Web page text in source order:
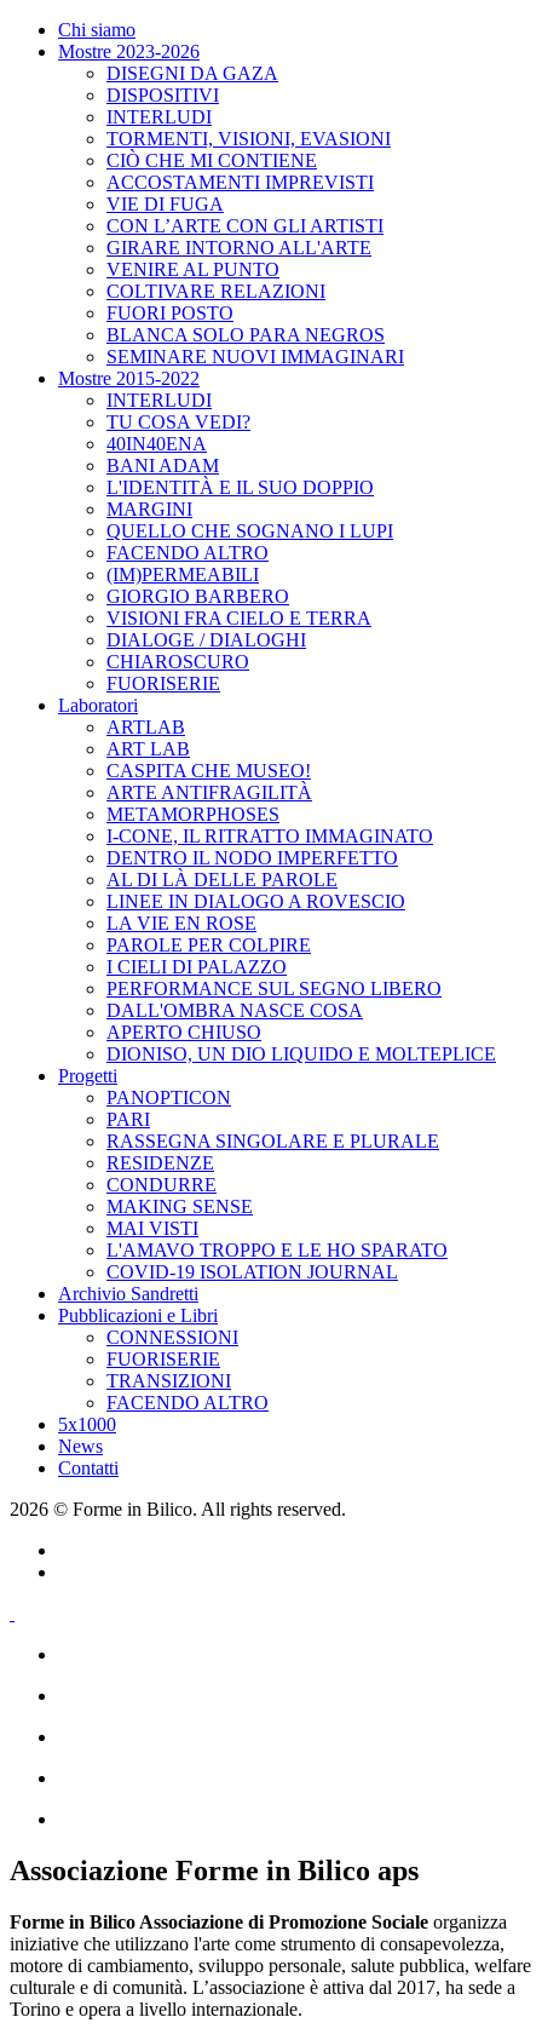
Chi siamo
Mostre 2023-2026
DISEGNI DA GAZA
DISPOSITIVI
INTERLUDI
TORMENTI, VISIONI, EVASIONI
CIÒ CHE MI CONTIENE
ACCOSTAMENTI IMPREVISTI
VIE DI FUGA
CON L’ARTE CON GLI ARTISTI
GIRARE INTORNO ALL'ARTE
VENIRE AL PUNTO
COLTIVARE RELAZIONI
FUORI POSTO
BLANCA SOLO PARA NEGROS
SEMINARE NUOVI IMMAGINARI
Mostre 2015-2022
INTERLUDI
TU COSA VEDI?
40IN40ENA
BANI ADAM
L'IDENTITÀ E IL SUO DOPPIO
MARGINI
QUELLO CHE SOGNANO I LUPI
FACENDO ALTRO
(IM)PERMEABILI
GIORGIO BARBERO
VISIONI FRA CIELO E TERRA
DIALOGE / DIALOGHI
CHIAROSCURO
FUORISERIE
Laboratori
ARTLAB
ART LAB
CASPITA CHE MUSEO!
ARTE ANTIFRAGILITÀ
METAMORPHOSES
I-CONE, IL RITRATTO IMMAGINATO
DENTRO IL NODO IMPERFETTO
AL DI LÀ DELLE PAROLE
LINEE IN DIALOGO A ROVESCIO
LA VIE EN ROSE
PAROLE PER COLPIRE
I CIELI DI PALAZZO
PERFORMANCE SUL SEGNO LIBERO
DALL'OMBRA NASCE COSA
APERTO CHIUSO
DIONISO, UN DIO LIQUIDO E MOLTEPLICE
Progetti
PANOPTICON
PARI
RASSEGNA SINGOLARE E PLURALE
RESIDENZE
CONDURRE
MAKING SENSE
MAI VISTI
L'AMAVO TROPPO E LE HO SPARATO
COVID-19 ISOLATION JOURNAL
Archivio Sandretti
Pubblicazioni e Libri
CONNESSIONI
FUORISERIE
TRANSIZIONI
FACENDO ALTRO
5x1000
News
Contatti
2026 © Forme in Bilico. All rights reserved.
Associazione Forme in Bilico aps
Forme in Bilico Associazione di Promozione Sociale organizza
iniziative che utilizzano l'arte come strumento di consapevolezza,
motore di cambiamento, sviluppo personale, salute pubblica, welfare
culturale e di comunità. L’associazione è attiva dal 2017, ha sede a
Torino e opera a livello internazionale.